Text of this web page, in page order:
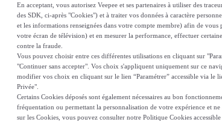
Reprise possible
Modèle : Lot de 2
1
En acceptant, vous autorisez Veepee et ses partenaires à utiliser des
des SDK, ci-après "Cookies") et à traiter vos données à caractère
et les informations renseignées dans votre compte membre) afin de
votre écran de télévision) et en mesurer la performance, effectuer
contre la fraude.
Vous pouvez choisir entre ces différentes utilisations en cliquant sur
"Continuer sans accepter". Vos choix s'appliquent uniquement sur ce
modifier vos choix en cliquant sur le lien “Paramétrer” accessible via le
Privée".
Certains Cookies déposés sont également nécessaires au bon
fréquentation ou permettant la personnalisation de votre expérience et
sur les Cookies, vous pouvez consulter notre Politique Cookies accessible